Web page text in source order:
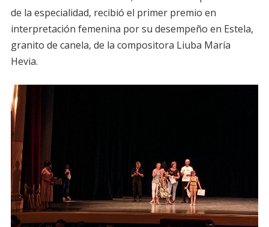
de la especialidad, recibió el primer premio en
interpretación femenina por su desempeño en Estela,
granito de canela, de la compositora Liuba María
Hevia.